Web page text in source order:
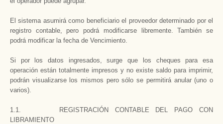
El sistema asumirá como beneficiario el proveedor determinado por el
registro contable, pero podrá modificarse libremente. También se
podrá modificar la fecha de Vencimiento.
Si por los datos ingresados, surge que los cheques para esa
operación están totalmente impresos y no existe saldo para imprimir,
podrán visualizarse los mismos pero sólo se permitirá anular (uno o
varios).
1.1. REGISTRACIÓN CONTABLE DEL PAGO CON
LIBRAMIENTO